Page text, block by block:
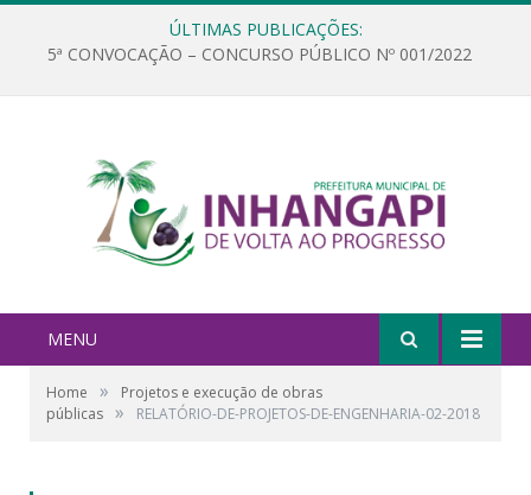
ÚLTIMAS PUBLICAÇÕES:
5ª CONVOCAÇÃO – CONCURSO PÚBLICO Nº 001/2022
MENU
Home »
Projetos e execução de obras
públicas » RELATÓRIO-DE-PROJETOS-DE-ENGENHARIA-02-2018